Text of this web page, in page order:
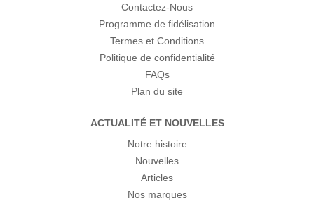
Contactez-Nous
Programme de fidélisation
Termes et Conditions
Politique de confidentialité
FAQs
Plan du site
ACTUALITÉ ET NOUVELLES
Notre histoire
Nouvelles
Articles
Nos marques